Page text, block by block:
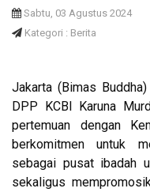
Sabtu, 03 Agustus 2024
Kategori : Berita
Jakarta (Bimas
DPP KCBI Karuna
pertemuan dengan
berkomitmen untuk
sebagai pusat ibadah
sekaligus